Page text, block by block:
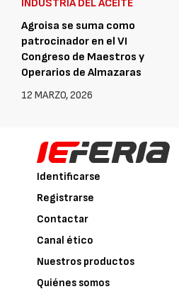
INDUSTRIA DEL ACEITE
Agroisa se suma como
patrocinador en el VI
Congreso de Maestros y
Operarios de Almazaras
12 MARZO, 2026
Identificarse
Registrarse
Contactar
Canal ético
Nuestros productos
Quiénes somos